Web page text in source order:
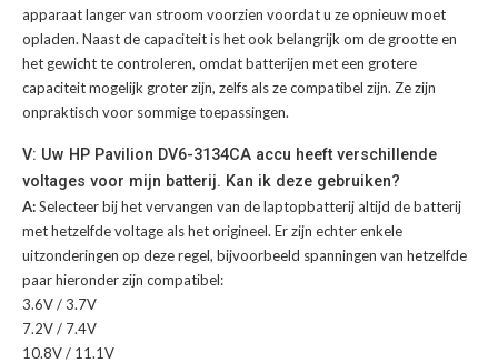
apparaat langer van stroom voorzien voordat u ze opnieuw moet
opladen. Naast de capaciteit is het ook belangrijk om de grootte en
het gewicht te controleren, omdat batterijen met een grotere
capaciteit mogelijk groter zijn, zelfs als ze compatibel zijn. Ze zijn
onpraktisch voor sommige toepassingen.
V: Uw HP Pavilion DV6-3134CA accu heeft verschillende
voltages voor mijn batterij. Kan ik deze gebruiken?
A:Selecteer bij het vervangen van de laptopbatterij altijd de batterij
met hetzelfde voltage als het origineel. Er zijn echter enkele
uitzonderingen op deze regel, bijvoorbeeld spanningen van hetzelfde
paar hieronder zijn compatibel:
3.6V / 3.7V
7.2V / 7.4V
10.8V / 11.1V